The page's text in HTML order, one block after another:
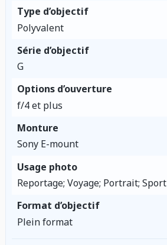
Type d’objectif
Polyvalent
Série d’objectif
G
Options d’ouverture
f/4 et plus
Monture
Sony E-mount
Usage photo
Reportage; Voyage; Portrait; Sport
Format d’objectif
Plein format